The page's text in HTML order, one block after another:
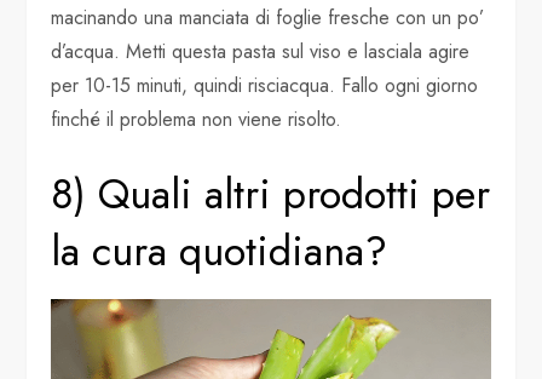
macinando una manciata di foglie fresche con un po’
d’acqua. Metti questa pasta sul viso e lasciala agire
per 10-15 minuti, quindi risciacqua. Fallo ogni giorno
finché il problema non viene risolto.
8) Quali altri prodotti per
la cura quotidiana?